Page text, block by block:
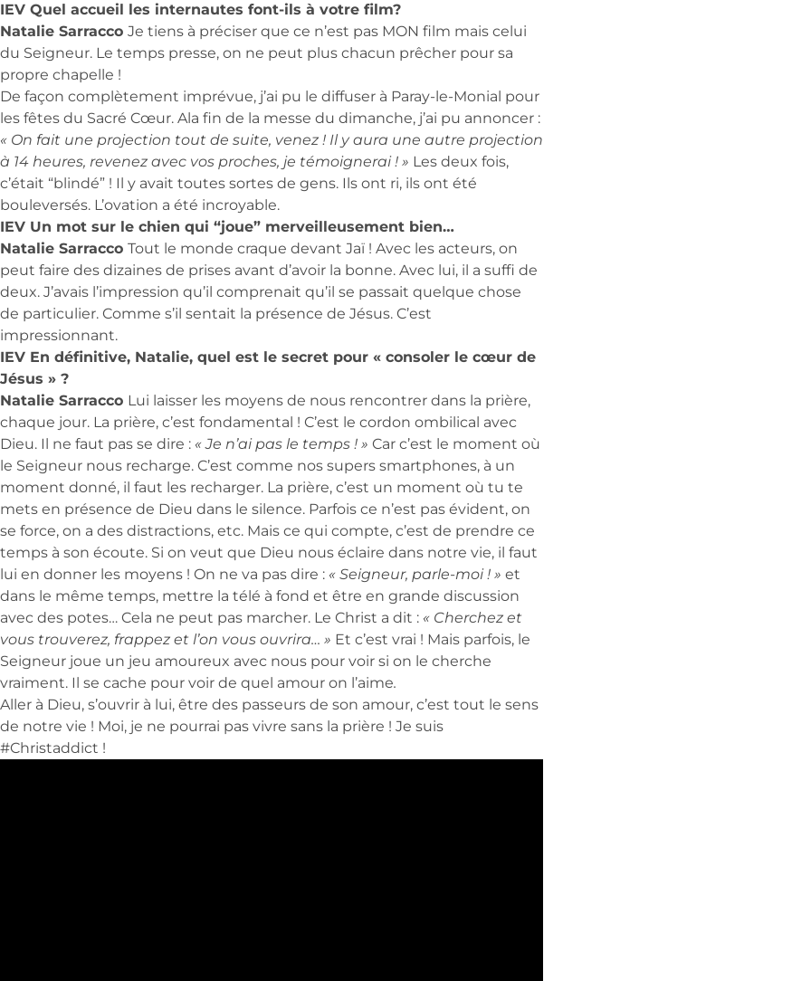
IEV Quel accueil les internautes font-ils à votre film?
Natalie Sarracco Je tiens à préciser que ce n’est pas MON film mais celui
du Seigneur. Le temps presse, on ne peut plus chacun prêcher pour sa
propre chapelle !
De façon complètement imprévue, j’ai pu le diffuser à Paray-le-Monial pour
les fêtes du Sacré Cœur. Ala fin de la messe du dimanche, j’ai pu annoncer :
« On fait une projection tout de suite, venez ! Il y aura une autre projection
à 14 heures, revenez avec vos proches, je témoignerai ! » Les deux fois,
c’était “blindé” ! Il y avait toutes sortes de gens. Ils ont ri, ils ont été
bouleversés. L’ovation a été incroyable.
IEV Un mot sur le chien qui “joue” merveilleusement bien…
Natalie Sarracco Tout le monde craque devant Jaï ! Avec les acteurs, on
peut faire des dizaines de prises avant d’avoir la bonne. Avec lui, il a suffi de
deux. J’avais l’impression qu’il comprenait qu’il se passait quelque chose
de particulier. Comme s’il sentait la présence de Jésus. C’est
impressionnant.
IEV En définitive, Natalie, quel est le secret pour « consoler le cœur de
Jésus » ?
Natalie Sarracco Lui laisser les moyens de nous rencontrer dans la prière,
chaque jour. La prière, c’est fondamental ! C’est le cordon ombilical avec
Dieu. Il ne faut pas se dire : « Je n’ai pas le temps ! » Car c’est le moment où
le Seigneur nous recharge. C’est comme nos supers smartphones, à un
moment donné, il faut les recharger. La prière, c’est un moment où tu te
mets en présence de Dieu dans le silence. Parfois ce n’est pas évident, on
se force, on a des distractions, etc. Mais ce qui compte, c’est de prendre ce
temps à son écoute. Si on veut que Dieu nous éclaire dans notre vie, il faut
lui en donner les moyens ! On ne va pas dire : « Seigneur, parle-moi ! » et
dans le même temps, mettre la télé à fond et être en grande discussion
avec des potes… Cela ne peut pas marcher. Le Christ a dit : « Cherchez et
vous trouverez, frappez et l’on vous ouvrira… » Et c’est vrai ! Mais parfois, le
Seigneur joue un jeu amoureux avec nous pour voir si on le cherche
vraiment. Il se cache pour voir de quel amour on l’aime.
Aller à Dieu, s’ouvrir à lui, être des passeurs de son amour, c’est tout le sens
de notre vie ! Moi, je ne pourrai pas vivre sans la prière ! Je suis
#Christaddict !